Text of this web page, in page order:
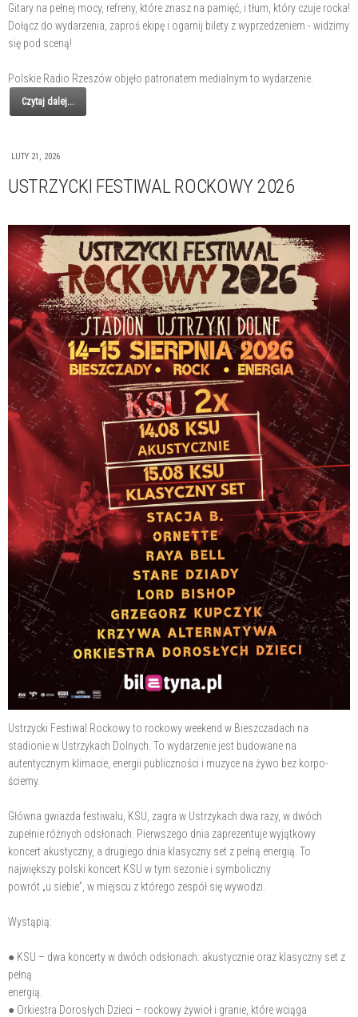
Gitary na pełnej mocy, refreny, które znasz na pamięć, i tłum, który czuje rocka!
Dołącz do wydarzenia, zaproś ekipę i ogarnij bilety z wyprzedzeniem - widzimy
się pod sceną!
Polskie Radio Rzeszów objęło patronatem medialnym to wydarzenie.
Czytaj dalej...
LUTY 21, 2026
USTRZYCKI FESTIWAL ROCKOWY 2026
Ustrzycki Festiwal Rockowy to rockowy weekend w Bieszczadach na
stadionie w Ustrzykach Dolnych. To wydarzenie jest budowane na
autentycznym klimacie, energii publiczności i muzyce na żywo bez korpo-
ściemy.
Główna gwiazda festiwalu, KSU, zagra w Ustrzykach dwa razy, w dwóch
zupełnie różnych odsłonach. Pierwszego dnia zaprezentuje wyjątkowy
koncert akustyczny, a drugiego dnia klasyczny set z pełną energią. To
największy polski koncert KSU w tym sezonie i symboliczny
powrót „u siebie”, w miejscu z którego zespół się wywodzi.
Wystąpią:
● KSU – dwa koncerty w dwóch odsłonach: akustycznie oraz klasyczny set z
pełną
energią.
● Orkiestra Dorosłych Dzieci – rockowy żywioł i granie, które wciąga